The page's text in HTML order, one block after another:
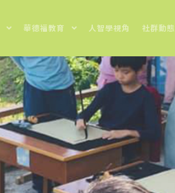
華德福教育 人智學視角 社群動態